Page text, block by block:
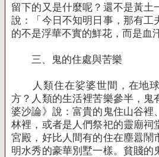
留下的又是什麼呢？還不是黃土
說：「今日不知明日事，那有工
的不是浮華不實的鮮花，而是血
三、鬼的住處與苦樂
人類住在娑婆世間，在地球
方？人類的生活裡苦樂參半，鬼
婆沙論》說：富貴的鬼住山谷裡
林裡，或者是人們祭祀的靈廟祠
宮殿，好比人間有的住在塵囂鬧
明水秀的豪華別墅一樣。貧賤的